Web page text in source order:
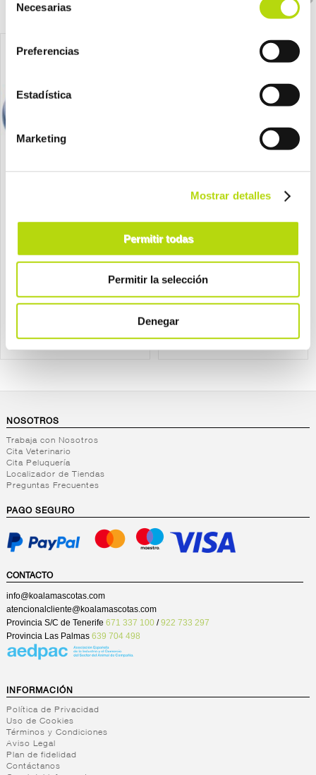
Necesarias
Preferencias
Estadística
Marketing
Mostrar detalles
Permitir todas
Permitir la selección
Denegar
desde desde
NOSOTROS
Trabaja con Nosotros
Cita Veterinario
Cita Peluquería
Localizador de Tiendas
Preguntas Frecuentes
PAGO SEGURO
CONTACTO
info@koalamascotas.com
atencionalcliente@koalamascotas.com
Provincia S/C de Tenerife 671 337 100/922 733 297
Provincia Las Palmas 639 704 498
INFORMACIÓN
Política de Privacidad
Uso de Cookies
Términos y Condiciones
Aviso Legal
Plan de fidelidad
Contáctanos